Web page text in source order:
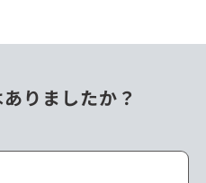
りましたか？